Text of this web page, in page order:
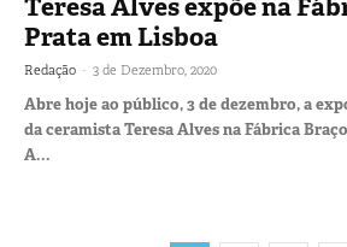
Teresa Alves expõe na
Prata em Lisboa
Redação - 3 de Dezembro, 2020
Abre hoje ao público, 3 de dezembro, a
da ceramista Teresa Alves na Fábrica
A...